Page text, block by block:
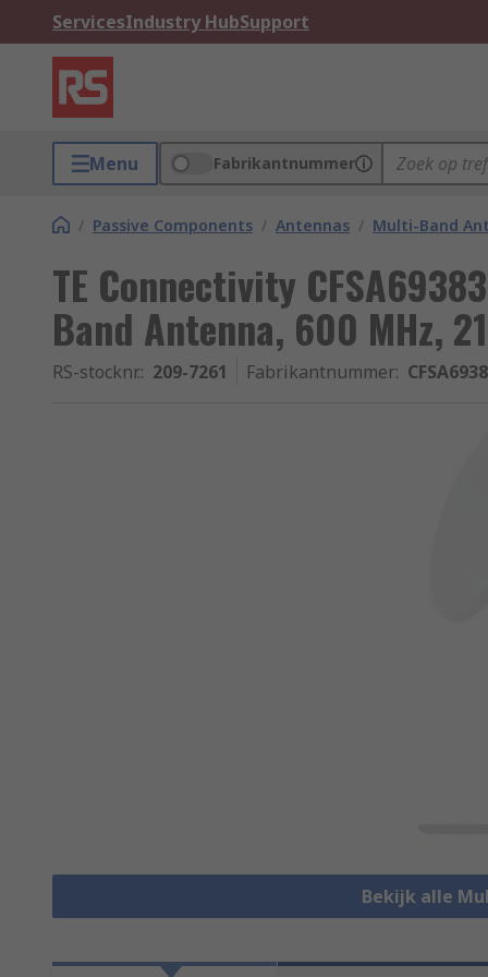
ServicesIndustry HubSupport
Menu Fabrikantnummer
/ Passive Components / Antennas / Multi-Band
TE Connectivity
Band Antenna, 600 MHz,
RS-stocknr.: 209-7261 Fabrikantnummer:
Bekijk alle